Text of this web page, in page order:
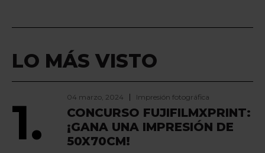
LO MÁS VISTO
1. 04 marzo, 2024 Impresión fotográfica
CONCURSO FUJIFILMXPRINT:
¡GANA UNA IMPRESIÓN DE
50X70CM!